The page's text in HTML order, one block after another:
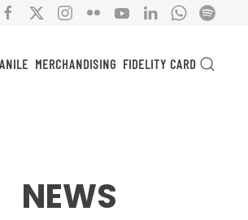
MERCHANDISING FIDELITY CARD
NEWS